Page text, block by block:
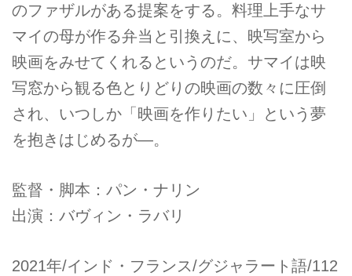
のファザルがある提案をする。料理上手なサ
マイの母が作る弁当と引換えに、映写室から
映画をみせてくれるというのだ。サマイは映
写窓から観る色とりどりの映画の数々に圧倒
され、いつしか「映画を作りたい」という夢
を抱きはじめるが―。
監督・脚本：パン・ナリン
出演：バヴィン・ラバリ
2021年/インド・フランス/グジャラート語/112